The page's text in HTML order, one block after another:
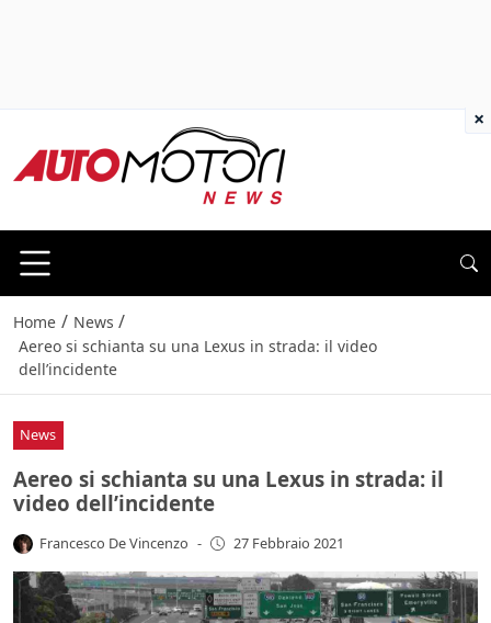
Home / News /
Aereo si schianta su una Lexus in strada: il video
dell’incidente
News
Aereo si schianta su una Lexus in strada: il
video dell’incidente
Francesco De Vincenzo - 27 Febbraio 2021
×